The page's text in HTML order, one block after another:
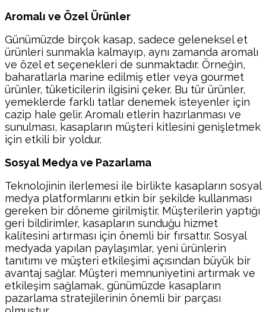
Aromalı ve Özel Ürünler
Günümüzde birçok kasap, sadece geleneksel et
ürünleri sunmakla kalmayıp, aynı zamanda aromalı
ve özel et seçenekleri de sunmaktadır. Örneğin,
baharatlarla marine edilmiş etler veya gourmet
ürünler, tüketicilerin ilgisini çeker. Bu tür ürünler,
yemeklerde farklı tatlar denemek isteyenler için
cazip hale gelir. Aromalı etlerin hazırlanması ve
sunulması, kasapların müşteri kitlesini genişletmek
için etkili bir yoldur.
Sosyal Medya ve Pazarlama
Teknolojinin ilerlemesi ile birlikte kasapların sosyal
medya platformlarını etkin bir şekilde kullanması
gereken bir döneme girilmiştir. Müşterilerin yaptığı
geri bildirimler, kasapların sunduğu hizmet
kalitesini artırması için önemli bir fırsattır. Sosyal
medyada yapılan paylaşımlar, yeni ürünlerin
tanıtımı ve müşteri etkileşimi açısından büyük bir
avantaj sağlar. Müşteri memnuniyetini artırmak ve
etkileşim sağlamak, günümüzde kasapların
pazarlama stratejilerinin önemli bir parçası